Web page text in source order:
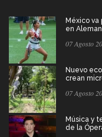
México
en
07 Agosto
Nuevo
crean
07 Agosto
Música y
de la